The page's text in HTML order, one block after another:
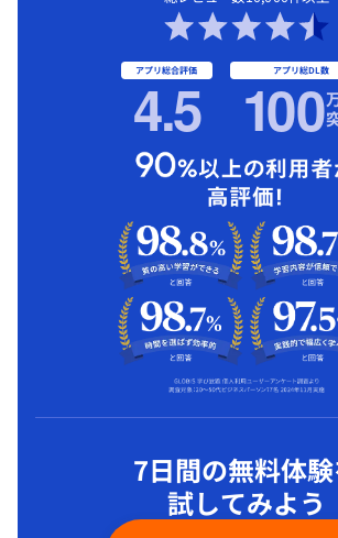
アプリ総合評価
4.5 アプリ総DL数
100
7日間の無料体
試してみよう